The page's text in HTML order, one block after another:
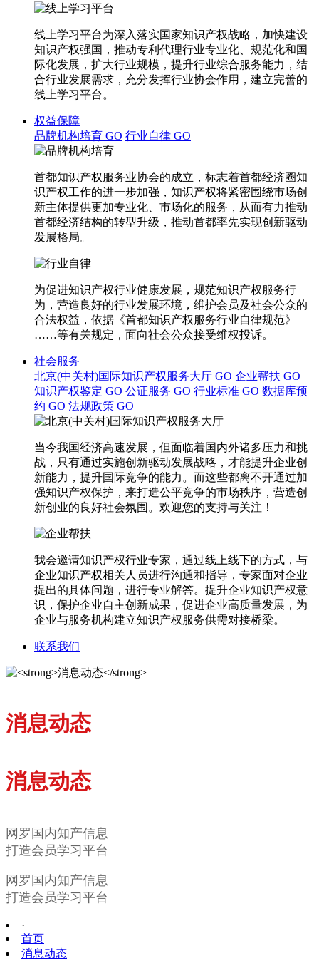
线上学习平台为深入落实国家知识产权战略，加快建设
知识产权强国，推动专利代理行业专业化、规范化和国
际化发展，扩大行业规模，提升行业综合服务能力，结
合行业发展需求，充分发挥行业协会作用，建立完善的
线上学习平台。
权益保障
品牌机构培育 GO 行业自律 GO
首都知识产权服务业协会的成立，标志着首都经济圈知
识产权工作的进一步加强，知识产权将紧密围绕市场创
新主体提供更加专业化、市场化的服务，从而有力推动
首都经济结构的转型升级，推动首都率先实现创新驱动
发展格局。
为促进知识产权行业健康发展，规范知识产权服务行
为，营造良好的行业发展环境，维护会员及社会公众的
合法权益，依据《首都知识产权服务行业自律规范》
……等有关规定，面向社会公众接受维权投诉。
社会服务
北京(中关村)国际知识产权服务大厅 GO 企业帮扶 GO
知识产权鉴定 GO 公证服务 GO 行业标准 GO 数据库预
约 GO 法规政策 GO
当今我国经济高速发展，但面临着国内外诸多压力和挑
战，只有通过实施创新驱动发展战略，才能提升企业创
新能力，提升国际竞争的能力。而这些都离不开通过加
强知识产权保护，来打造公平竞争的市场秩序，营造创
新创业的良好社会氛围。欢迎您的支持与关注！
我会邀请知识产权行业专家，通过线上线下的方式，与
企业知识产权相关人员进行沟通和指导，专家面对企业
提出的具体问题，进行专业解答。提升企业知识产权意
识，保护企业自主创新成果，促进企业高质量发展，为
企业与服务机构建立知识产权服务供需对接桥梁。
联系我们
消息动态
消息动态
网罗国内知产信息
打造会员学习平台
网罗国内知产信息
打造会员学习平台
·
首页
消息动态